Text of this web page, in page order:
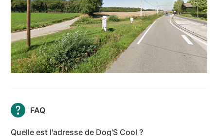
FAQ
Quelle est l'adresse de Dog'S Cool ?